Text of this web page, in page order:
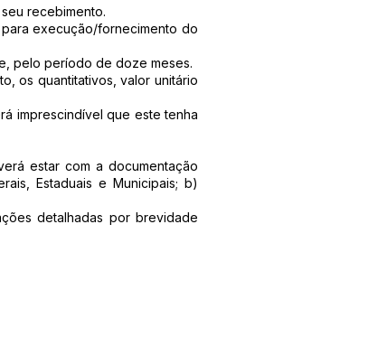
recebimento.
execução/fornecimento do
pelo período de doze meses.
os quantitativos, valor unitário
imprescindível que este tenha
estar com a documentação
Estaduais e Municipais; b)
detalhadas por brevidade